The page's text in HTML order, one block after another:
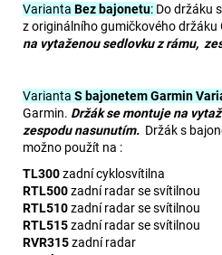
Varianta Bez bajonetu: Do držáku
z originálního gumičkového držáku
na vytaženou sedlovku z rámu,
Varianta S bajonetem Garmin
Garmin. Držák se montuje na
zespodu nasunutím. Držák s
možno použít na :
TL300zadní cyklosvítilna
RTL500zadní radar se svítilnou
RTL510zadní radar se svítilnou
RTL515zadní radar se svítilnou
RVR315zadní radar